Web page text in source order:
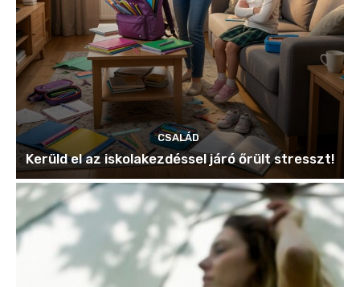
CSALÁD
Kerüld el az iskolakezdéssel járó őrült stresszt!